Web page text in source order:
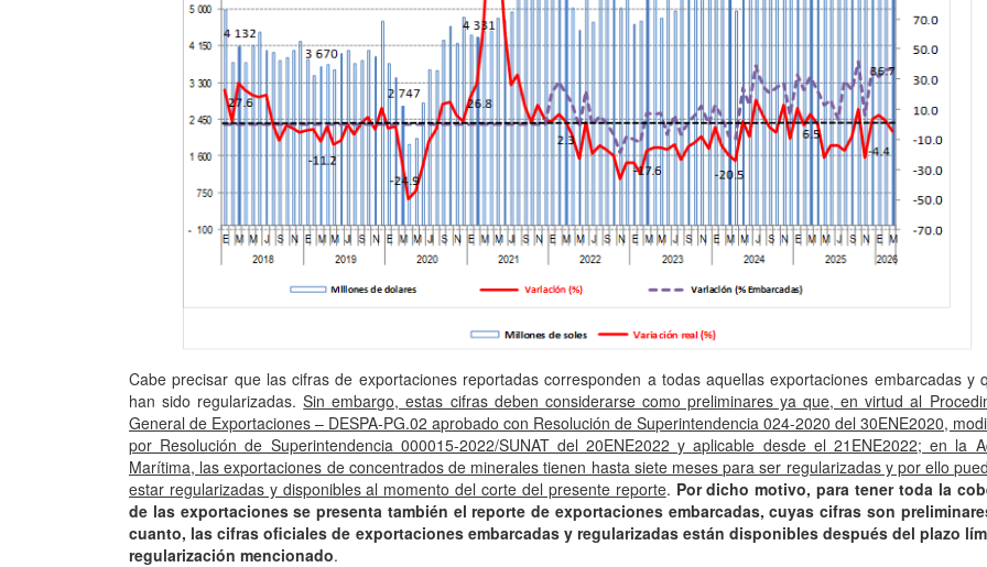
Cabe precisar que las cifras de exportaciones reportadas corresponden a todas aquellas exportaciones embarcadas y
han sido regularizadas.Sin embargo, estas cifras deben considerarse como preliminares ya que, en virtud al
General de Exportaciones – DESPA-PG.02 aprobado con Resolución de Superintendencia 024-2020 del 30ENE2020,
por Resolución de Superintendencia 000015-2022/SUNAT del 20ENE2022 y aplicable desde el 21ENE2022; en la
Marítima, las exportaciones de concentrados de minerales tienen hasta siete meses para ser regularizadas y por ello
estar regularizadas y disponibles al momento del corte del presente reporte. Por dicho motivo, para tener toda la
de las exportaciones se presenta también el reporte de exportaciones embarcadas, cuyas cifras son
cuanto, las cifras oficiales de exportaciones embarcadas y regularizadas están disponibles después del plazo
regularización mencionado.